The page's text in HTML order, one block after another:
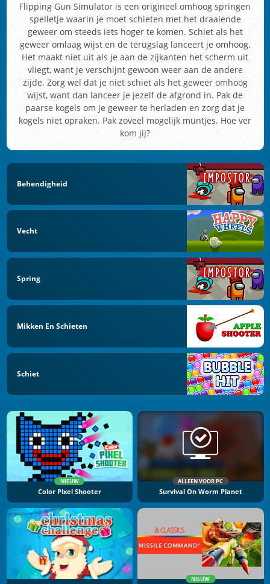
Flipping Gun Simulator is een origineel omhoog springen
spelletje waarin je moet schieten met het draaiende
geweer om steeds iets hoger te komen. Schiet als het
geweer omlaag wijst en de terugslag lanceert je omhoog.
Het maakt niet uit als je aan de zijkanten het scherm uit
vliegt, want je verschijnt gewoon weer aan de andere
zijde. Zorg wel dat je niet schiet als het geweer omhoog
wijst, want dan lanceer je jezelf de afgrond in. Pak de
paarse kogels om je geweer te herladen en zorg dat je
kogels niet opraken. Pak zoveel mogelijk muntjes. Hoe ver
kom jij?
Behendigheid
Vecht
Spring
Mikken En Schieten
Schiet
NIEUW
Color Pixel Shooter
ALLEEN VOOR PC
Survival On Worm Planet
NIEUW